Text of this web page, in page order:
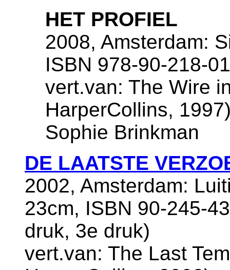
HET PROFIEL
2008, Amsterdam:
ISBN 978-90-218-
vert.van: The Wire
HarperCollins,
Sophie Brinkman
DE LAATSTE
2002, Amsterdam:
23cm, ISBN 90-245-
druk, 3e druk)
vert.van: The Last